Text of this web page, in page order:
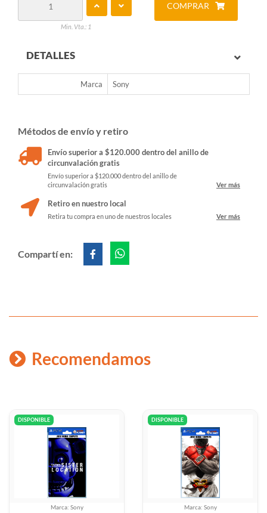
Min. Vta.: 1
COMPRAR
DETALLES
Marca Sony
Métodos de envío y retiro
Envío superior a $120.000 dentro del anillo de
circunvalación gratis
Envío superior a $120.000 dentro del anillo de
circunvalación gratis
Ver más
Retiro en nuestro local
Retira tu compra en uno de nuestros locales Ver más
Compartí en:
Recomendamos
DISPONIBLE
Marca: Sony
DISPONIBLE
Marca: Sony